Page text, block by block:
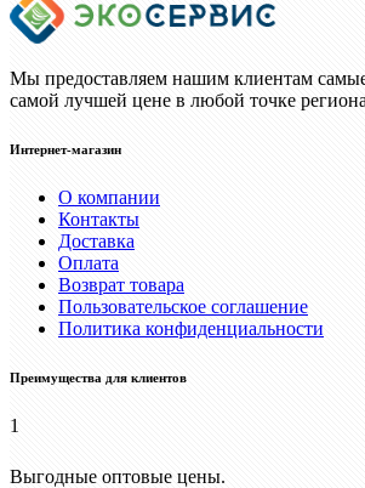
Мы предоставляем нашим клиентам
самой лучшей цене в любой точке
Интернет-магазин
О компании
Контакты
Доставка
Оплата
Возврат товара
Пользовательское соглашение
Политика конфиденциальности
Преимущества для клиентов
1
Выгодные оптовые цены.